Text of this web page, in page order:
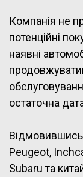
Компанія не
потенційні
наявні
остаточна
Відмовившись
Peugeot,
Subaru та